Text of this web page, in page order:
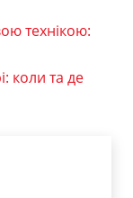
технікою:
коли та де